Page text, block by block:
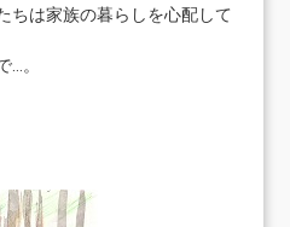
ちは家族の暮らしを心配して
…。